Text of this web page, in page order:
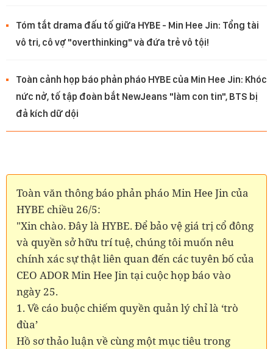
Tóm tắt drama đấu tố giữa HYBE - Min Hee Jin: Tổng tài
vô tri, cô vợ "overthinking" và đứa trẻ vô tội!
Toàn cảnh họp báo phản pháo HYBE của Min Hee Jin: Khóc
nức nở, tố tập đoàn bắt NewJeans "làm con tin", BTS bị
đả kích dữ dội
Toàn văn thông báo phản pháo Min Hee Jin của
HYBE chiều 26/5:
"Xin chào. Đây là HYBE. Để bảo vệ giá trị cổ đông
và quyền sở hữu trí tuệ, chúng tôi muốn nêu
chính xác sự thật liên quan đến các tuyên bố của
CEO ADOR Min Hee Jin tại cuộc họp báo vào
ngày 25.
1. Về cáo buộc chiếm quyền quản lý chỉ là ‘trò
đùa’
Hồ sơ thảo luận về cùng một mục tiêu trong